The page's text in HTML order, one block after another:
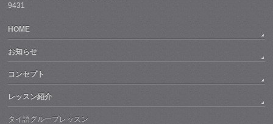
9431
HOME
お知らせ
コンセプト
レッスン紹介
タイ語グループレッスン